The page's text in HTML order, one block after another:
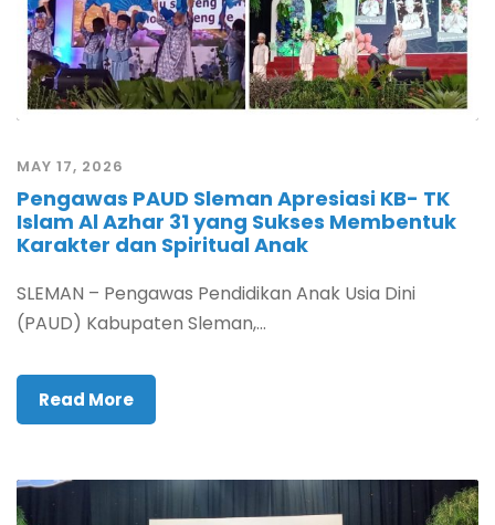
MAY 17, 2026
Pengawas PAUD Sleman Apresiasi KB- TK
Islam Al Azhar 31 yang Sukses Membentuk
Karakter dan Spiritual Anak
SLEMAN – Pengawas Pendidikan Anak Usia Dini
(PAUD) Kabupaten Sleman,...
Read More